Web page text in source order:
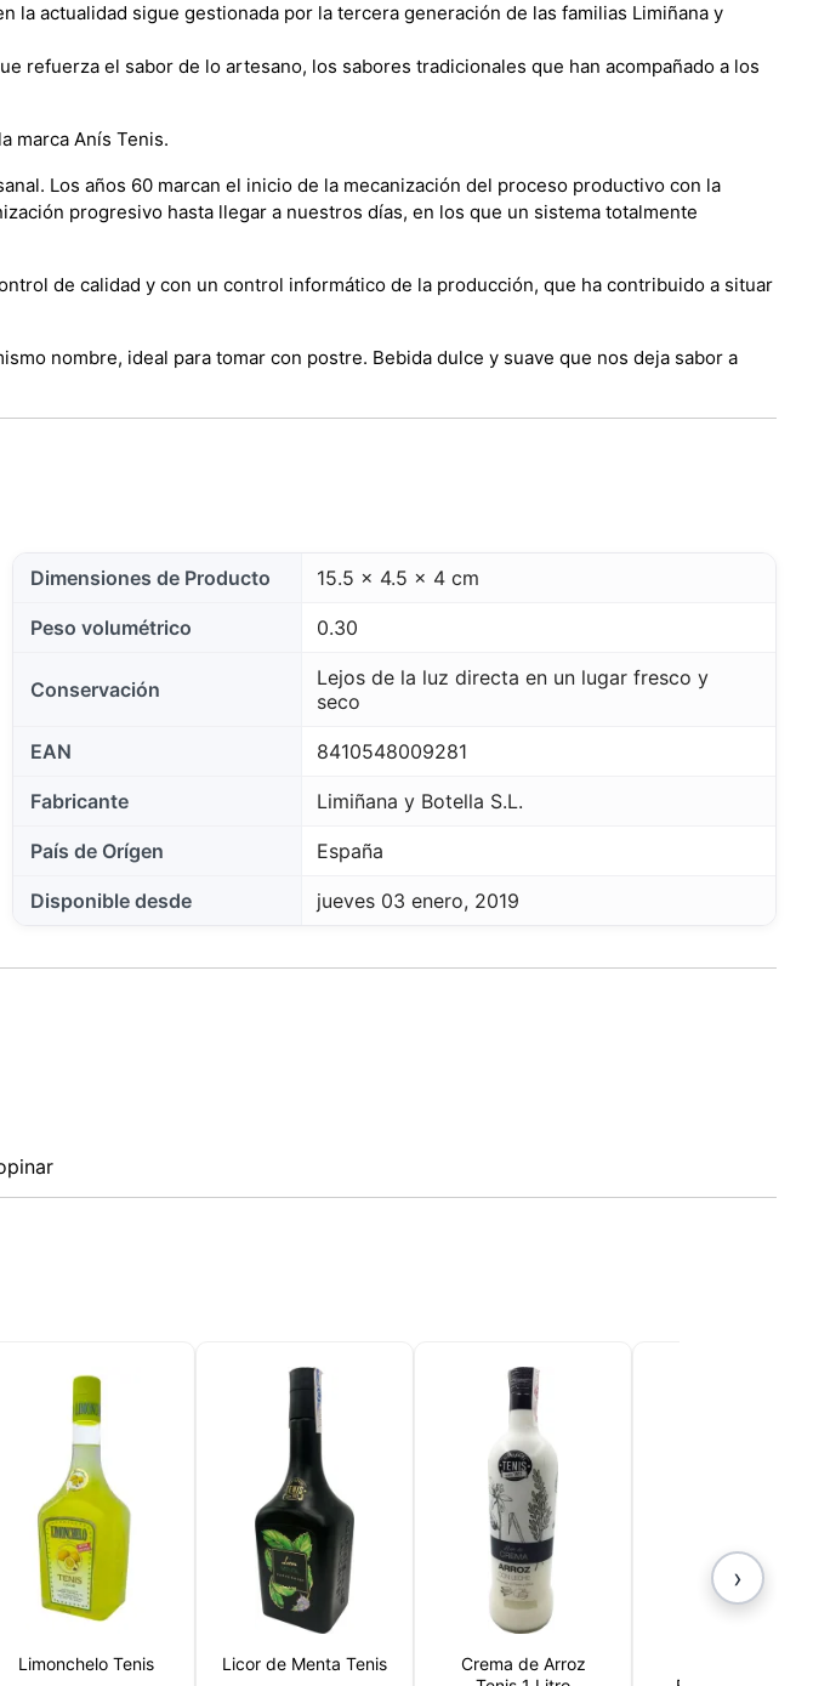
la actualidad sigue gestionada por la tercera generación de las familias Limiñana y
refuerza el sabor de lo artesano, los sabores tradicionales que han acompañado a los
marca Anís Tenis.
Los años 60 marcan el inicio de la mecanización del proceso productivo con la
progresivo hasta llegar a nuestros días, en los que un sistema totalmente
de calidad y con un control informático de la producción, que ha contribuido a situar
nombre, ideal para tomar con postre. Bebida dulce y suave que nos deja sabor a
Dimensiones de Producto 15.5 x 4.5 x 4 cm
Peso volumétrico 0.30
Conservación
Lejos de la luz directa en un lugar fresco y
seco
EAN 8410548009281
Fabricante Limiñana y Botella S.L.
País de Orígen España
Disponible desde jueves 03 enero, 2019
Limonchelo Tenis Licor de Menta Tenis
Crema de Arroz
›
cookies
de leer, almacenar y escribir
La información procesada
con su cuenta de usuario,